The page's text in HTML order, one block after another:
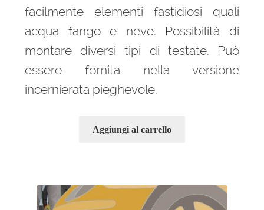
facilmente elementi fastidiosi quali
acqua fango e neve. Possibilità di
montare diversi tipi di testate. Può
essere fornita nella versione
incernierata pieghevole.
Aggiungi al carrello